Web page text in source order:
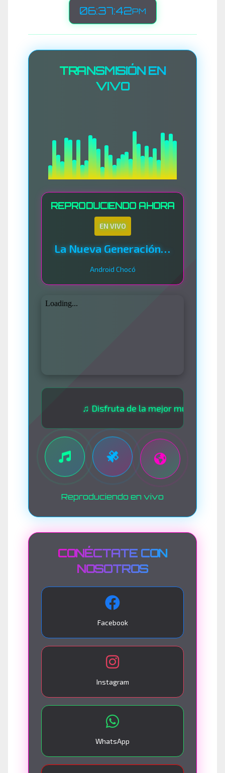
06:37:44PM
TRANSMISIÓN EN
VIVO
REPRODUCIENDO AHORA
EN VIVO
La Nueva Generación Del Sistema
Android Chocó
♫ Disfruta de la mejor música las 24
Reproduciendo en vivo
CONÉCTATE CON
NOSOTROS
Facebook
Instagram
WhatsApp